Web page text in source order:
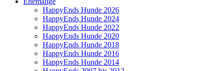
HappyEnds Hunde 2026
HappyEnds Hunde 2024
HappyEnds Hunde 2022
HappyEnds Hunde 2020
HappyEnds Hunde 2018
HappyEnds Hunde 2016
HappyEnds Hunde 2014